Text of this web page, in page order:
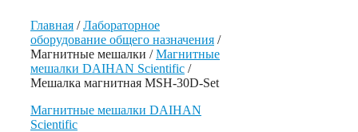
Главная /Лабораторное
оборудование общего назначения /
Магнитные мешалки /Магнитные
мешалки DAIHAN Scientific /
Мешалка магнитная MSH-30D-Set
Магнитные мешалки DAIHAN
Scientific